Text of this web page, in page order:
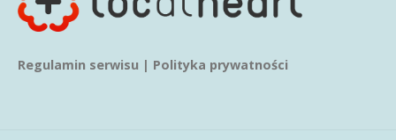
Regulamin serwisu | Polityka prywatności